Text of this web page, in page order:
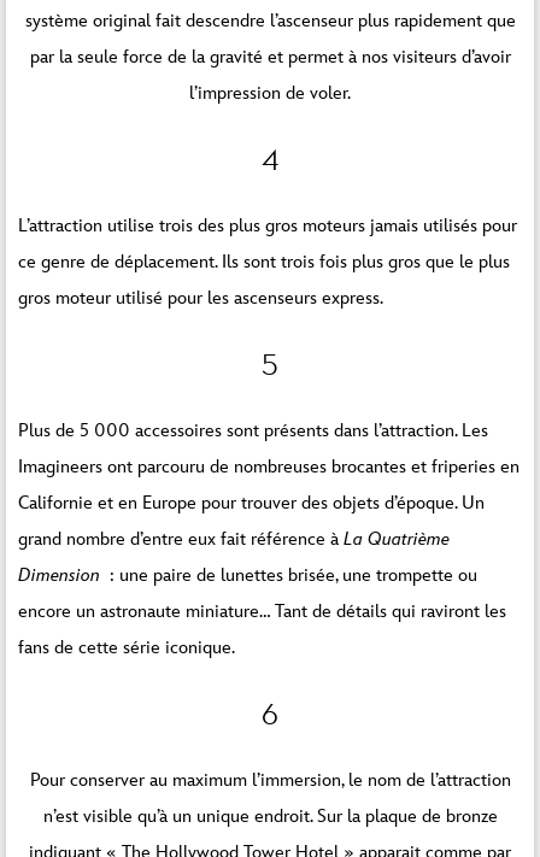
système original fait descendre l’ascenseur plus rapidement que
par la seule force de la gravité et permet à nos visiteurs d’avoir
l’impression de voler.
4
L’attraction utilise trois des plus gros moteurs jamais utilisés pour
ce genre de déplacement. Ils sont trois fois plus gros que le plus
gros moteur utilisé pour les ascenseurs express.
5
Plus de 5 000 accessoires sont présents dans l’attraction. Les
Imagineers ont parcouru de nombreuses brocantes et friperies en
Californie et en Europe pour trouver des objets d’époque. Un
grand nombre d’entre eux fait référence à La Quatrième
Dimension : une paire de lunettes brisée, une trompette ou
encore un astronaute miniature… Tant de détails qui raviront les
fans de cette série iconique.
6
Pour conserver au maximum l’immersion, le nom de l’attraction
n’est visible qu’à un unique endroit. Sur la plaque de bronze